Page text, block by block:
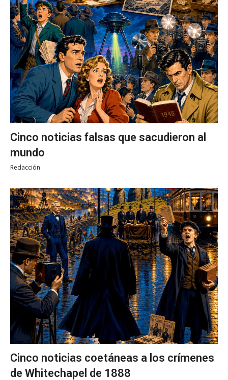
Cinco noticias falsas que sacudieron al
mundo
Redacción
Cinco noticias coetáneas a los crímenes
de Whitechapel de 1888